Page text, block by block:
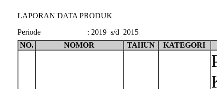
LAPORAN DATA PRODUK
Periode
: 2019 s/d 2015
NO.
NOMOR TAHUN KATEGORI